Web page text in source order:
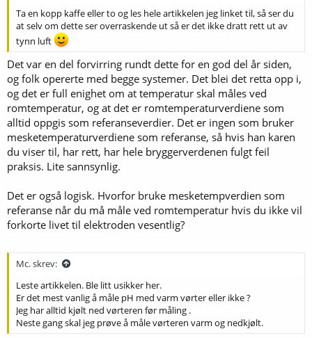
Ta en kopp kaffe eller to og les hele artikkelen jeg linket til, så ser du
at selv om dette ser overraskende ut så er det ikke dratt rett ut av
tynn luft
Det var en del forvirring rundt dette for en god del år siden,
og folk opererte med begge systemer. Det blei det retta opp i,
og det er full enighet om at temperatur skal måles ved
romtemperatur, og at det er romtemperaturverdiene som
alltid oppgis som referanseverdier. Det er ingen som bruker
mesketemperaturverdiene som referanse, så hvis han karen
du viser til, har rett, har hele bryggerverdenen fulgt feil
praksis. Lite sannsynlig.
Det er også logisk. Hvorfor bruke mesketempverdien som
referanse når du må måle ved romtemperatur hvis du ikke vil
forkorte livet til elektroden vesentlig?
Mc. skrev:
Leste artikkelen. Ble litt usikker her.
Er det mest vanlig å måle pH med varm vørter eller ikke ?
Jeg har alltid kjølt ned vørteren før måling .
Neste gang skal jeg prøve å måle vørteren varm og nedkjølt.